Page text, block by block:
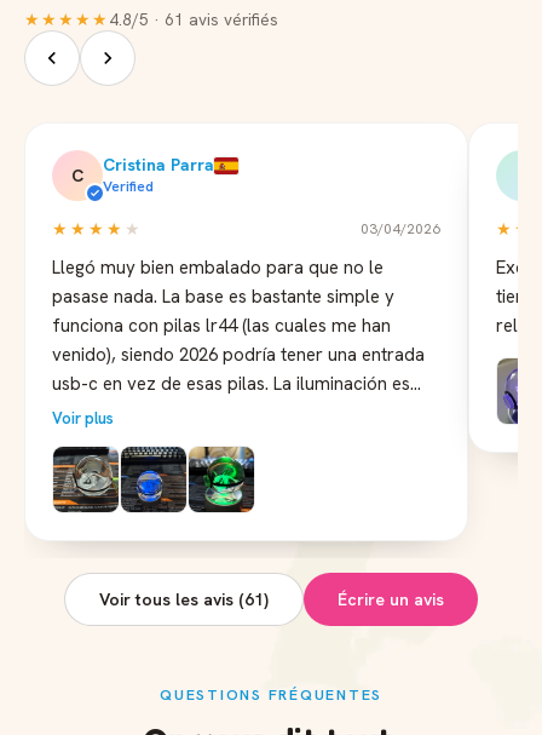
★★★★★4.8/5 · 61 avis vérifiés
C Cristina Parra
Verified
★★★★ ★ 03/04/2026
Llegó muy bien embalado para que no le
pasase nada. La base es bastante simple y
funciona con pilas lr44 (las cuales me han
venido), siendo 2026 podría tener una entrada
usb-c en vez de esas pilas. La iluminación es
multicolor haciendo un efecto de transición
entre los colores. El diseño del Pokémon está
bastante bien logrado y en general se ve
bastante bien. La bola de cristal tiene el lado
Voir plus
reloj
Voir tous les avis (61) Écrire un avis
QUESTIONS FRÉQUENTES